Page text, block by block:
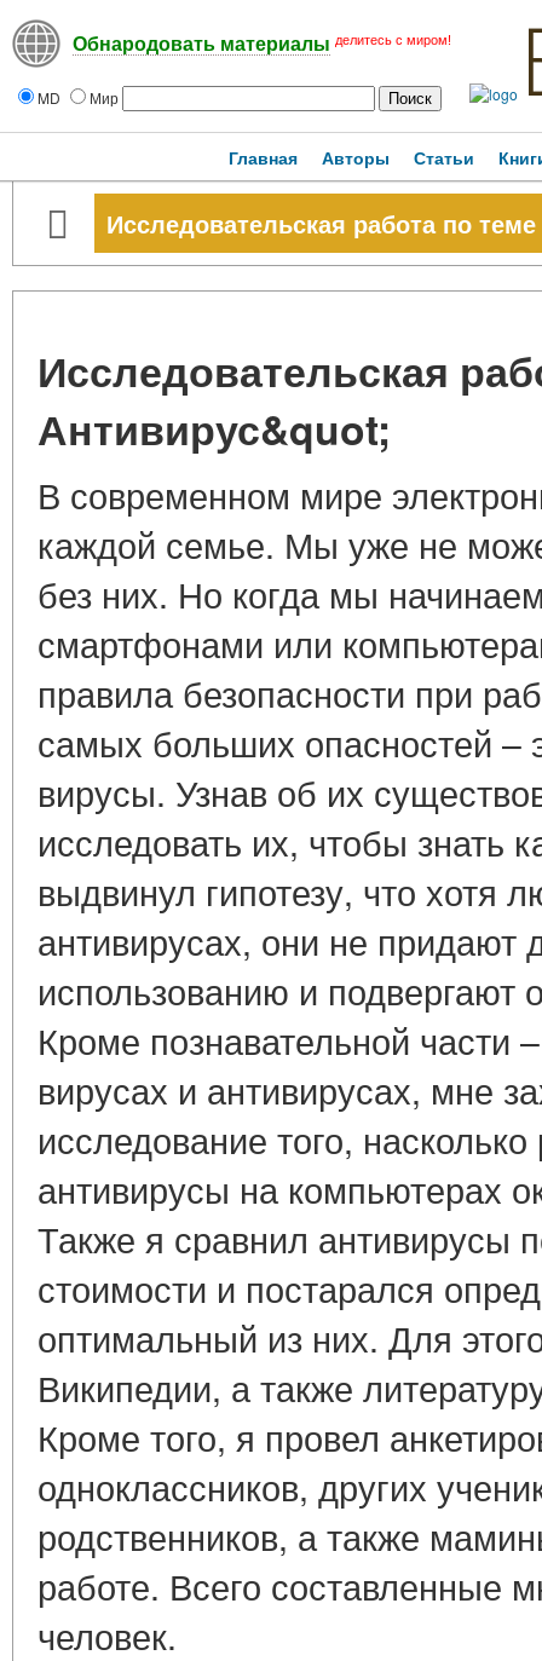
Обнародовать материалы делитесь с миром!
MD Мир
Главная Авторы Статьи
Исследовательская работа по
Исследовательская
Антивирус&quot;
В современном мире
каждой семье. Мы уже не
без них. Но когда мы
смартфонами или
правила безопасности при
самых больших опасностей –
вирусы. Узнав об их
исследовать их, чтобы знать
выдвинул гипотезу, что хотя
антивирусах, они не придают
использованию и подвергают
Кроме познавательной части
вирусах и антивирусах, мне
исследование того,
антивирусы на компьютерах
Также я сравнил антивирусы
стоимости и постарался
оптимальный из них. Для
Википедии, а также
Кроме того, я провел
одноклассников, других
родственников, а также
работе. Всего составленные
человек.